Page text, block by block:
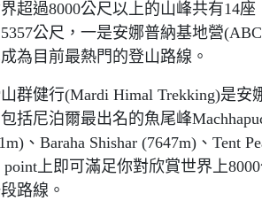
超過8000公尺以上的山峰共有14
公尺，一是安娜普納基地營
為目前最熱門的登山路線。
群健行(Mardi Himal Trekking)是
括尼泊爾最出名的魚尾峰
、Baraha Shishar (7647m)、Tent
point上即可滿足你對欣賞世界上
路線。